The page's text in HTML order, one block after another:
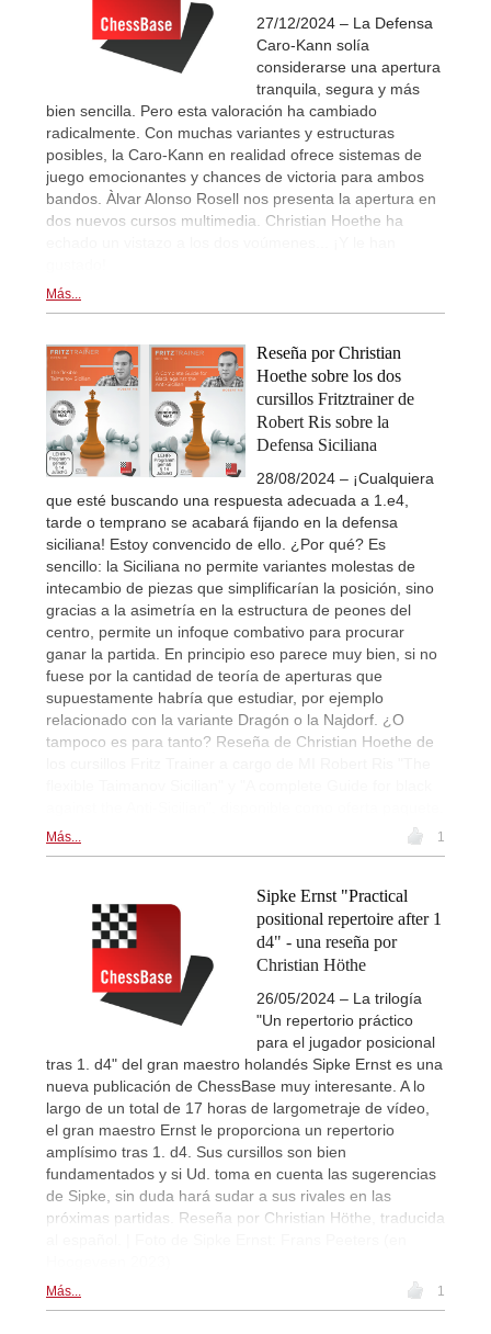
27/12/2024 – La Defensa
Caro-Kann solía
considerarse una apertura
tranquila, segura y más
bien sencilla. Pero esta valoración ha cambiado
radicalmente. Con muchas variantes y estructuras
posibles, la Caro-Kann en realidad ofrece sistemas de
juego emocionantes y chances de victoria para ambos
bandos. Àlvar Alonso Rosell nos presenta la apertura en
dos nuevos cursos multimedia. Christian Hoethe ha
Más...
Reseña por Christian
Hoethe sobre los dos
cursillos Fritztrainer de
Robert Ris sobre la
Defensa Siciliana
28/08/2024 – ¡Cualquiera
que esté buscando una respuesta adecuada a 1.e4,
tarde o temprano se acabará fijando en la defensa
siciliana! Estoy convencido de ello. ¿Por qué? Es
sencillo: la Siciliana no permite variantes molestas de
intecambio de piezas que simplificarían la posición, sino
gracias a la asimetría en la estructura de peones del
centro, permite un infoque combativo para procurar
ganar la partida. En principio eso parece muy bien, si no
fuese por la cantidad de teoría de aperturas que
supuestamente habría que estudiar, por ejemplo
relacionado con la variante Dragón o la Najdorf. ¿O
tampoco es para tanto? Reseña de Christian Hoethe de
Más... 1
Sipke Ernst "Practical
positional repertoire after 1
d4" - una reseña por
Christian Höthe
26/05/2024 – La trilogía
"Un repertorio práctico
para el jugador posicional
tras 1. d4" del gran maestro holandés Sipke Ernst es una
nueva publicación de ChessBase muy interesante. A lo
largo de un total de 17 horas de largometraje de vídeo,
el gran maestro Ernst le proporciona un repertorio
amplísimo tras 1. d4. Sus cursillos son bien
fundamentados y si Ud. toma en cuenta las sugerencias
de Sipke, sin duda hará sudar a sus rivales en las
próximas partidas. Reseña por Christian Höthe, traducida
Más... 1